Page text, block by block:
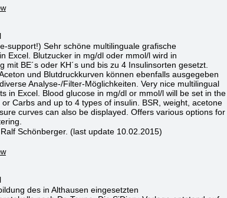
support!) Sehr schöne multilinguale grafische
Excel. Blutzucker in mg/dl oder mmol/l wird in
mit BE´s oder KH´s und bis zu 4 Insulinsorten gesetzt.
und Blutdruckkurven können ebenfalls ausgegeben
Analyse-/Filter-Möglichkeiten. Very nice multilingual
in Excel. Blood glucose in mg/dl or mmol/l will be set in the
or Carbs and up to 4 types of insulin. BSR, weight, acetone
curves can also be displayed. Offers various options for
Schönberger. (last update 10.02.2015)
des in Althausen eingesetzten